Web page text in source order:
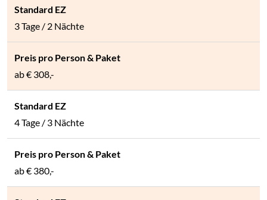
3 Tage / 2 Nächte
ab€ 308,-
4 Tage / 3 Nächte
ab€ 380,-